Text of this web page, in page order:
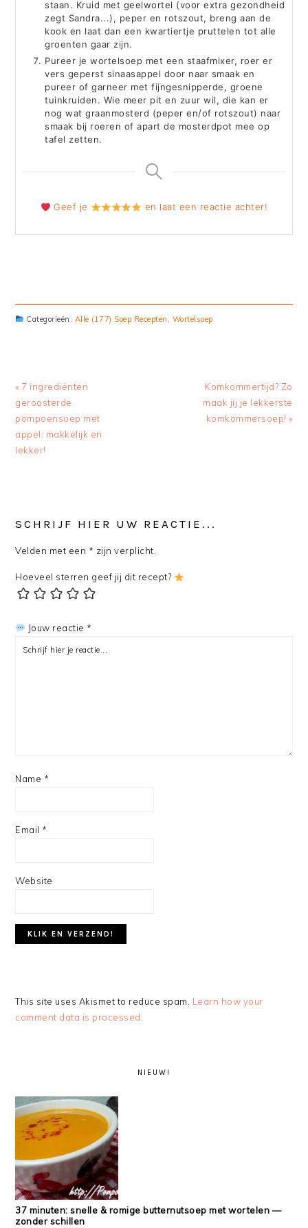
staan. Kruid met geelwortel (voor extra gezondheid
zegt Sandra...), peper en rotszout, breng aan de
kook en laat dan een kwartiertje pruttelen tot alle
groenten gaar zijn.
Pureer je wortelsoep met een staafmixer, roer er
vers geperst sinaasappel door naar smaak en
pureer of garneer met fijngesnipperde, groene
tuinkruiden. Wie meer pit en zuur wil, die kan er
nog wat graanmosterd (peper en/of rotszout) naar
smaak bij roeren of apart de mosterdpot mee op
tafel zetten.
Geef je en laat een reactie achter!
Categorieën: Alle (177) Soep Recepten , Wortelsoep
Previous
Post:
« 7 ingrediënten
geroosterde
pompoensoep met
appel: makkelijk en
lekker!
Next
Post:
Komkommertijd? Zo
maak jij je lekkerste
komkommersoep! »
INTERACTIONS
SCHRIJF HIER UW REACTIE...
Velden met een * zijn verplicht.
Hoeveel sterren geef jij dit recept?
Jouw reactie *
Name *
Email *
Website
This site uses Akismet to reduce spam. Learn how your
comment data is processed.
NIEUW!
37 minuten: snelle & romige butternutsoep met wortelen —
zonder schillen